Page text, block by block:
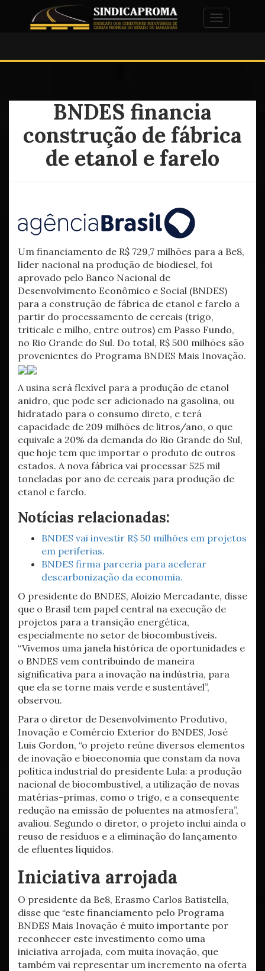
Alternar
BNDES financia
construção de fábrica
de etanol e farelo
Um financiamento de R$ 729,7 milhões para a Be8,
líder nacional na produção de biodiesel, foi
aprovado pelo Banco Nacional de
Desenvolvimento Econômico e Social (BNDES)
para a construção de fábrica de etanol e farelo a
partir do processamento de cereais (trigo,
triticale e milho, entre outros) em Passo Fundo,
no Rio Grande do Sul. Do total, R$ 500 milhões são
provenientes do Programa BNDES Mais Inovação.
A usina será flexível para a produção de etanol
anidro, que pode ser adicionado na gasolina, ou
hidratado para o consumo direto, e terá
capacidade de 209 milhões de litros/ano, o que
equivale a 20% da demanda do Rio Grande do Sul,
que hoje tem que importar o produto de outros
estados. A nova fábrica vai processar 525 mil
toneladas por ano de cereais para produção de
etanol e farelo.
Notícias relacionadas:
BNDES vai investir R$ 50 milhões em projetos
em periferias.
BNDES firma parceria para acelerar
descarbonização da economia.
O presidente do BNDES, Aloizio Mercadante, disse
que o Brasil tem papel central na execução de
projetos para a transição energética,
especialmente no setor de biocombustíveis.
“Vivemos uma janela histórica de oportunidades e
o BNDES vem contribuindo de maneira
significativa para a inovação na indústria, para
que ela se torne mais verde e sustentável”,
observou.
Para o diretor de Desenvolvimento Produtivo,
Inovação e Comércio Exterior do BNDES, José
Luis Gordon, “o projeto reúne diversos elementos
de inovação e bioeconomia que constam da nova
política industrial do presidente Lula: a produção
nacional de biocombustível, a utilização de novas
matérias-primas, como o trigo, e a consequente
redução na emissão de poluentes na atmosfera”,
avaliou. Segundo o diretor, o projeto inclui ainda o
reuso de resíduos e a eliminação do lançamento
de efluentes líquidos.
Iniciativa arrojada
O presidente da Be8, Erasmo Carlos Batistella,
disse que “este financiamento pelo Programa
BNDES Mais Inovação é muito importante por
reconhecer este investimento como uma
iniciativa arrojada, com muita inovação, que
também vai representar um incremento na oferta